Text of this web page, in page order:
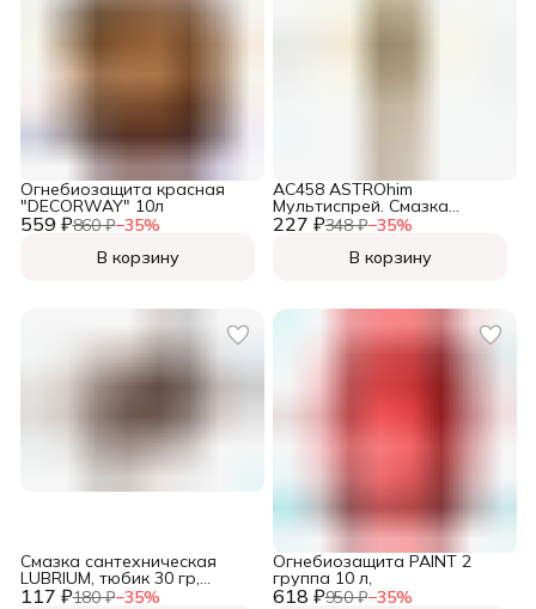
559 ₽860 ₽−35%
Огнебиозащита красная
"DECORWAY" 10л
В корзину
227 ₽348 ₽−35%
АС458 ASTROhim
Мультиспрей. Смазка
универсальная, аэрозоль
В корзину
117 ₽180 ₽−35%
Смазка сантехническая
LUBRIUM, тюбик 30 гр,
севрослотом
618 ₽950 ₽−35%
Огнебиозащита PAINT 2
группа 10 л,